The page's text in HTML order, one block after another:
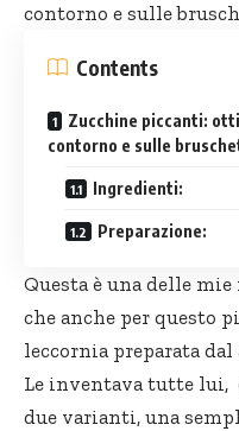
contorno e sulle
Contents
Zucchine piccanti:
contorno e sulle
Ingredienti:
Preparazione:
Questa è una delle
che anche per questo
leccornia preparata
Le inventava tutte lui,
due varianti, una